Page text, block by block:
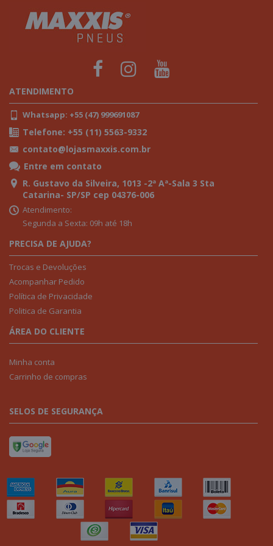
ATENDIMENTO
Whatsapp: +55 (47) 999691087
Telefone: +55 (11) 5563-9332
contato@lojasmaxxis.com.br
Entre em contato
R. Gustavo da Silveira, 1013 -2ª Aª-Sala 3 Sta
Catarina- SP/SP cep 04376-006
Atendimento:
Segunda a Sexta: 09h até 18h
PRECISA DE AJUDA?
Trocas e Devoluções
Acompanhar Pedido
Política de Privacidade
Politica de Garantia
ÁREA DO CLIENTE
Minha conta
Carrinho de compras
SELOS DE SEGURANÇA